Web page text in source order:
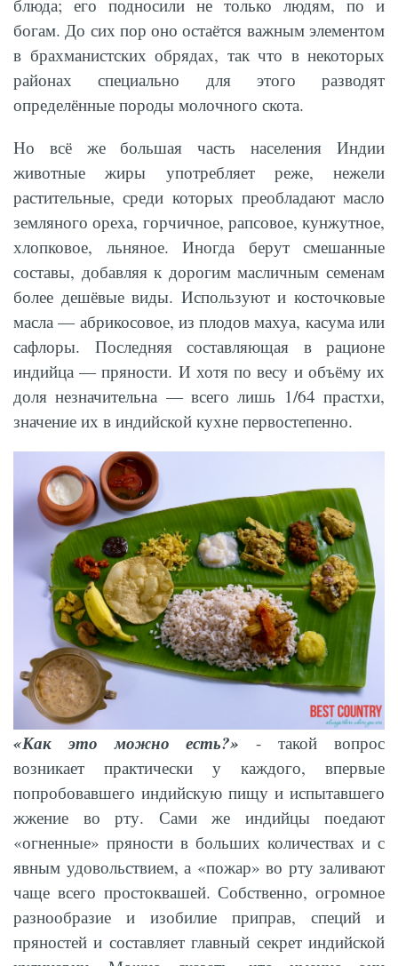
блюда; его подносили не только людям, по и
богам. До сих пор оно остаётся важным элементом
в брахманистских обрядах, так что в некоторых
районах специально для этого разводят
определённые породы молочного скота.
Но всё же большая часть населения Индии
животные жиры употребляет реже, нежели
растительные, среди которых преобладают масло
земляного ореха, горчичное, рапсовое, кунжутное,
хлопковое, льняное. Иногда берут смешанные
составы, добавляя к дорогим масличным семенам
более дешёвые виды. Используют и косточковые
масла — абрикосовое, из плодов махуа, касума или
сафлоры. Последняя составляющая в рационе
индийца — пряности. И хотя по весу и объёму их
доля незначительна — всего лишь 1/64 прастхи,
значение их в индийской кухне первостепенно.
«Как это можно есть?» - такой вопрос
возникает практически у каждого, впервые
попробовавшего индийскую пищу и испытавшего
жжение во рту. Сами же индийцы поедают
«огненные» пряности в больших количествах и с
явным удовольствием, а «пожар» во рту заливают
чаще всего простоквашей. Собственно, огромное
разнообразие и изобилие приправ, специй и
пряностей и составляет главный секрет индийской